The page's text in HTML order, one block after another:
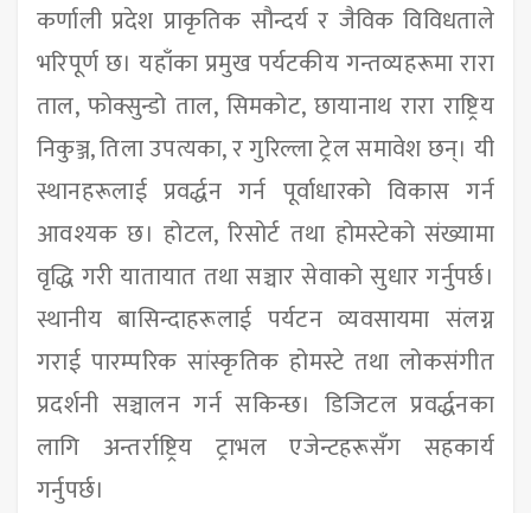
कर्णाली प्रदेश प्राकृतिक सौन्दर्य र जैविक विविधताले
भरिपूर्ण छ। यहाँका प्रमुख पर्यटकीय गन्तव्यहरूमा रारा
ताल, फोक्सुन्डो ताल, सिमकोट, छायानाथ रारा राष्ट्रिय
निकुञ्ज, तिला उपत्यका, र गुरिल्ला ट्रेल समावेश छन्। यी
स्थानहरूलाई प्रवर्द्धन गर्न पूर्वाधारको विकास गर्न
आवश्यक छ। होटल, रिसोर्ट तथा होमस्टेको संख्यामा
वृद्धि गरी यातायात तथा सञ्चार सेवाको सुधार गर्नुपर्छ।
स्थानीय बासिन्दाहरूलाई पर्यटन व्यवसायमा संलग्न
गराई पारम्परिक सांस्कृतिक होमस्टे तथा लोकसंगीत
प्रदर्शनी सञ्चालन गर्न सकिन्छ। डिजिटल प्रवर्द्धनका
लागि अन्तर्राष्ट्रिय ट्राभल एजेन्टहरूसँग सहकार्य
गर्नुपर्छ।